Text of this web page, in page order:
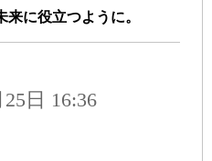
に役立つように。
日 16:36